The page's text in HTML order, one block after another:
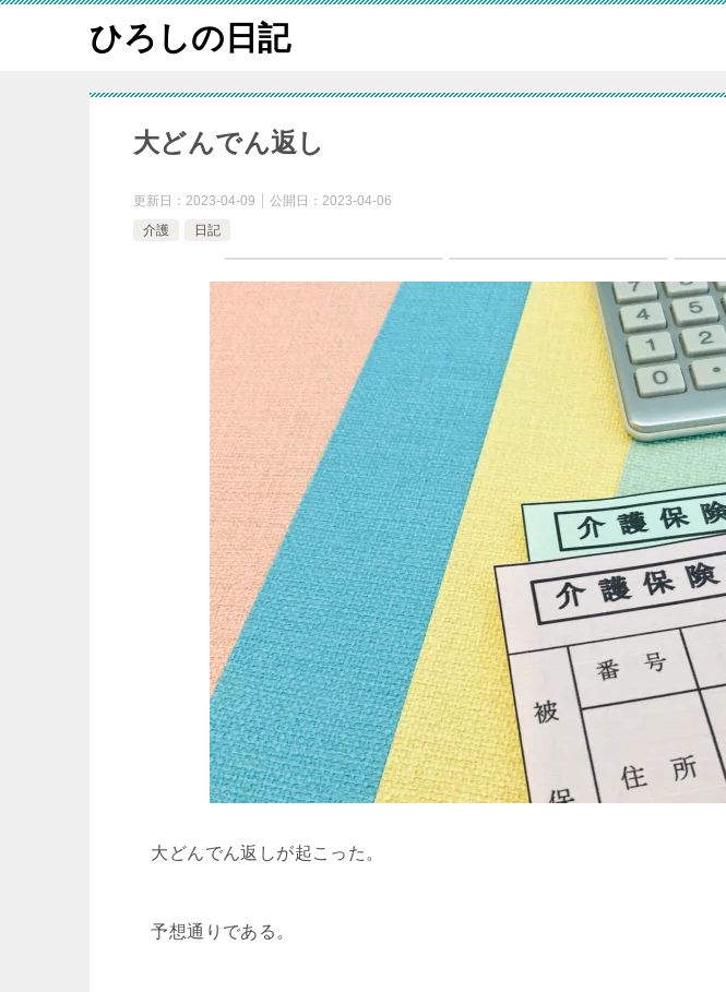
ひろしの日記
大どんでん返し
更新日： 2023-04-09 公開日： 2023-04-06
介護
日記
大どんでん返しが起こった。
予想通りである。